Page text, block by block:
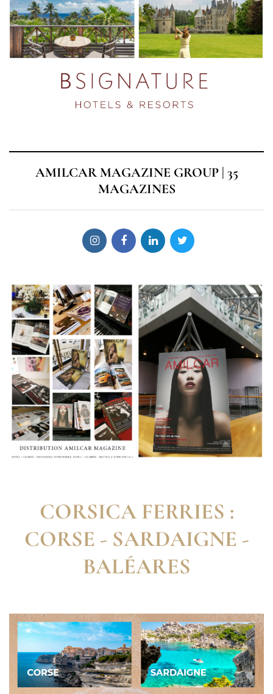
AMILCAR MAGAZINE GROUP | 35
MAGAZINES
CORSICA FERRIES :
CORSE - SARDAIGNE -
BALÉARES